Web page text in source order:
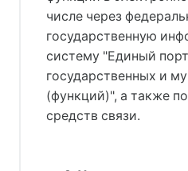
числе через
государственную
систему "Единый
государственных и
(функций)", а также
средств связи.